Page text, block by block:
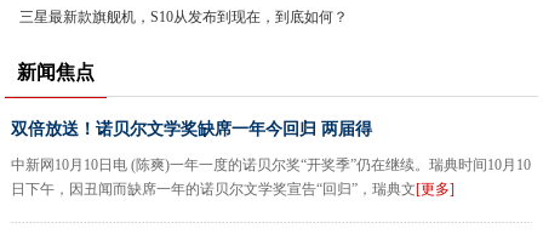
三星最新款旗舰机，S10从发布到现在，到底如何？
新闻焦点
双倍放送！诺贝尔文学奖缺席一年今回归 两届得
中新网10月10日电 (陈爽)一年一度的诺贝尔奖“开奖季”仍在继续。瑞典时间10月10
日下午，因丑闻而缺席一年的诺贝尔文学奖宣告“回归”，瑞典文[更多]